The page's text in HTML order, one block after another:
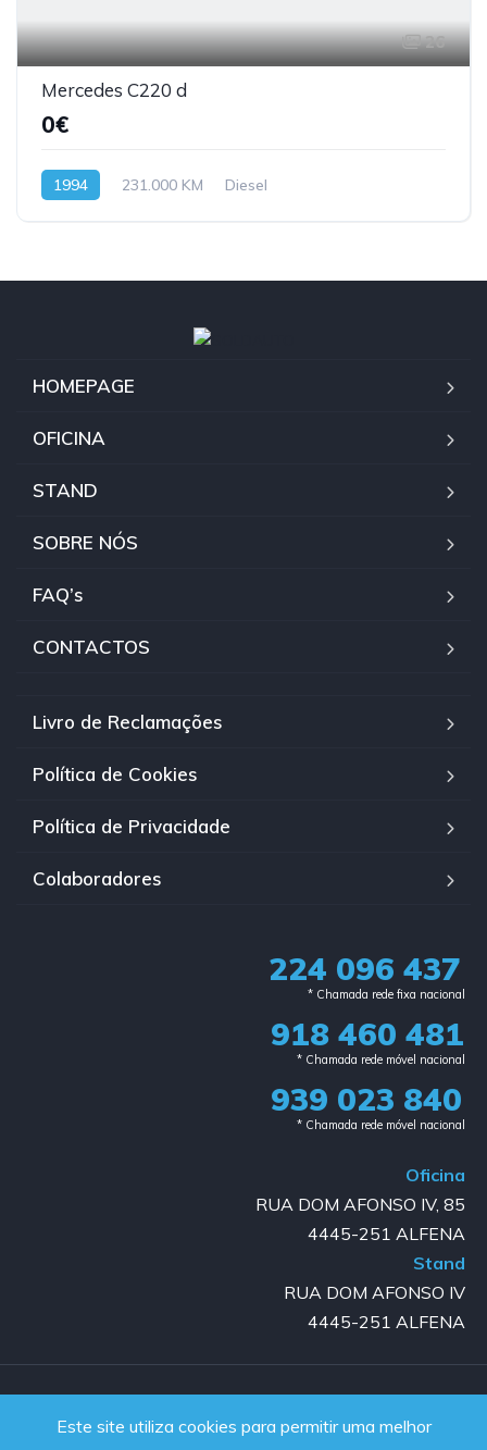
26
Mercedes C220 d
0€
1994 231.000 KM Diesel
HOMEPAGE
OFICINA
STAND
SOBRE NÓS
FAQ’s
CONTACTOS
Livro de Reclamações
Política de Cookies
Política de Privacidade
Colaboradores
224 096 437
* Chamada rede fixa nacional​
918 460 481
* Chamada rede móvel nacional
939 023 840​
* Chamada rede móvel nacional
Oficina
RUA DOM AFONSO IV, 85
4445-251 ALFENA
Stand
RUA DOM AFONSO IV
4445-251 ALFENA
Powered by JanelaWeb
Este site utiliza cookies para permitir uma melhor